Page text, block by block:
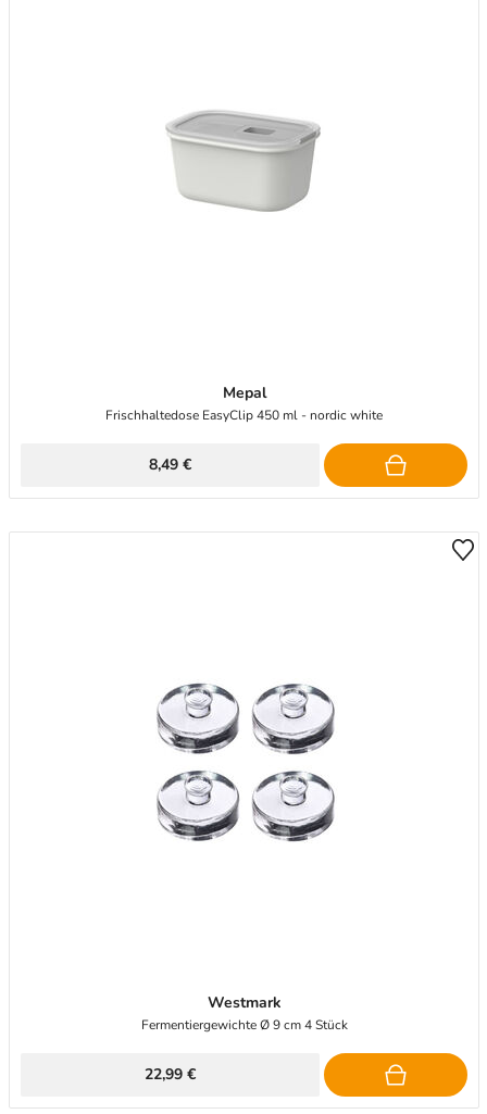
Mepal
Frischhaltedose EasyClip 450 ml - nordic white
8,49 €
Westmark
Fermentiergewichte Ø 9 cm 4 Stück
22,99 €